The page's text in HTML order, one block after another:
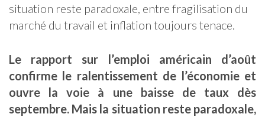
situation reste paradoxale, entre fragilisation du
marché du travail et inflation toujours tenace.
Le rapport sur l’emploi américain d’août
confirme le ralentissement de l’économie et
ouvre la voie à une baisse de taux dès
septembre. Mais la situation reste paradoxale,